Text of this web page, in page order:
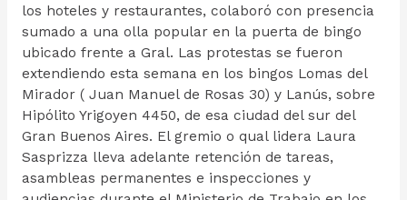
los hoteles y restaurantes, colaboró con presencia
sumado a una olla popular en la puerta de bingo
ubicado frente a Gral. Las protestas se fueron
extendiendo esta semana en los bingos Lomas del
Mirador ( Juan Manuel de Rosas 30) y Lanús, sobre
Hipólito Yrigoyen 4450, de esa ciudad del sur del
Gran Buenos Aires. El gremio o qual lidera Laura
Sasprizza lleva adelante retención de tareas,
asambleas permanentes e inspecciones y